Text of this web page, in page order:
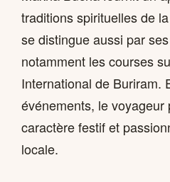
traditions spirituelles de
se distingue aussi par
notamment les courses
International de Buriram.
événements, le
caractère festif et
locale.